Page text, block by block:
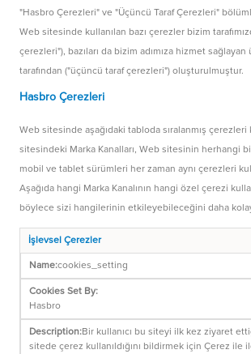
"Hasbro Çerezleri" ve "Üçüncü Taraf Çerezleri"
Web sitesinde kullanılan bazı çerezler bizim
çerezleri"), bazıları da bizim adımıza hizmet
tarafından ("üçüncü taraf çerezleri") oluşturulmuştur.
Hasbro Çerezleri
Web sitesinde aşağıdaki tabloda sıralanmış çerezleri
sitesindeki Marka Kanalları, Web sitesinin herhangi
mobil ve tablet sürümleri her zaman aynı çerezleri
Aşağıda hangi Marka Kanalının hangi özel çerezi
böylece sizi hangilerinin etkileyebileceğini daha
İşlevsel Çerezler
cookies_setting
Hasbro
Bir kullanıcı bu siteyi ilk kez ziyaret
sitede çerez kullanıldığını bildirmek için Çerez ile